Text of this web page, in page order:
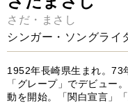
さだ・まさし
シンガー・ソングライ
1952年長崎県生まれ。73
「グレープ」でデビュー
動を開始。「関白宣言」